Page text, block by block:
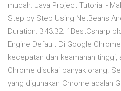
mudah. Java Project Tutorial -
Step by Step Using NetBeans
Duration: 3:43:32. 1BestCsharp
Engine Default Di Google
kecepatan dan keamanan
Chrome disukai banyak orang.
yang digunakan Chrome adalah